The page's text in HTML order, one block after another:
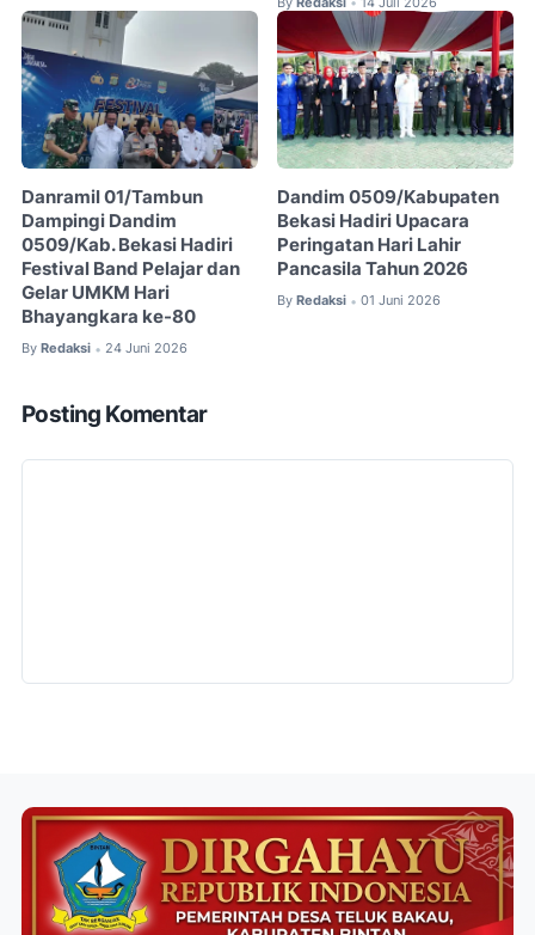
Danramil 01/Tambun
Dampingi Dandim
0509/Kab. Bekasi Hadiri
Festival Band Pelajar dan
Gelar UMKM Hari
Bhayangkara ke-80
By Redaksi • 24 Juni 2026
Dandim 0509/Kabupaten
Bekasi Hadiri Upacara
Peringatan Hari Lahir
Pancasila Tahun 2026
By Redaksi • 01 Juni 2026
Posting Komentar